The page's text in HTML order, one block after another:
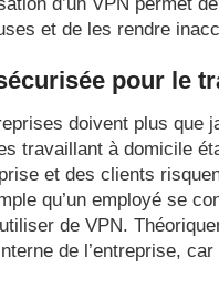
et de les rendre
pour le
doivent plus que
travaillant à domicile
et des clients
qu’un employé se
de VPN.
de l’entreprise,